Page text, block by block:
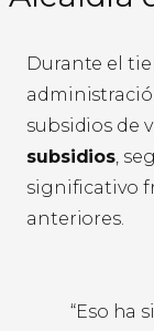
Durante el
subsidios de
subsidios,
significativo
anteriores.
“Eso ha